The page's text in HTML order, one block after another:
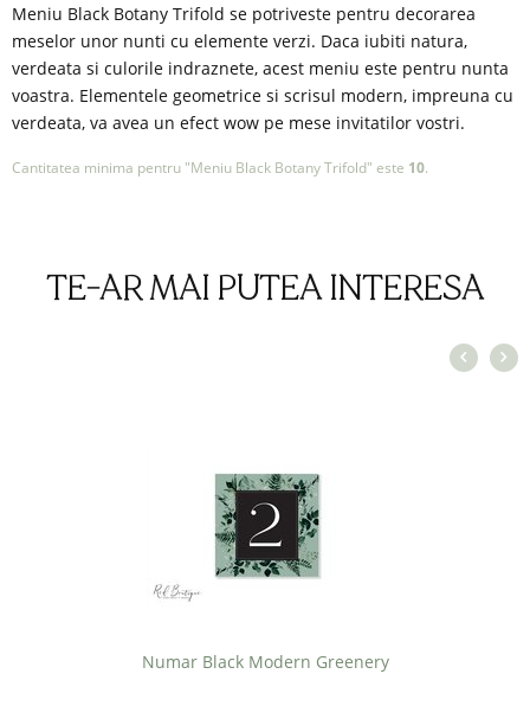
Meniu Black Botany Trifold se potriveste pentru decorarea
meselor unor nunti cu elemente verzi. Daca iubiti natura,
verdeata si culorile indraznete, acest meniu este pentru nunta
voastra. Elementele geometrice si scrisul modern, impreuna cu
verdeata, va avea un efect wow pe mese invitatilor vostri.
Cantitatea minima pentru "Meniu Black Botany Trifold" este 10.
TE-AR MAI PUTEA INTERESA
Numar Black Modern Greenery